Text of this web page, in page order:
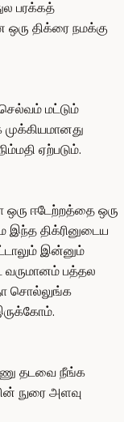
பரக்கத்
திக்ரை நமக்கு
மட்டும்
ஏற்படும்.
ஈடேற்றத்தை ஒரு
திக்ரினுடைய
இன்னும்
பத்தல
சொல்லுங்க
தடவை நீங்க
நுரை அளவு